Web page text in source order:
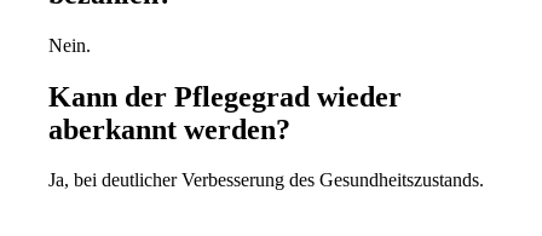
Nein.
Kann der Pflegegrad wieder
aberkannt werden?
Ja, bei deutlicher Verbesserung des Gesundheitszustands.